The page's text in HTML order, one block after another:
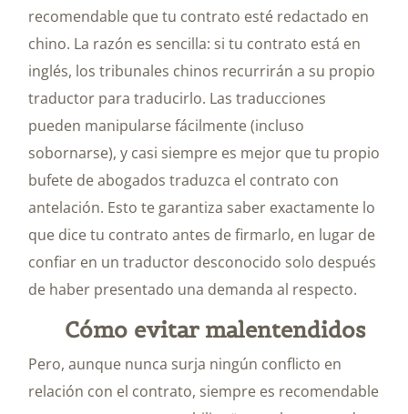
recomendable que tu contrato esté redactado en
chino. La razón es sencilla: si tu contrato está en
inglés, los tribunales chinos recurrirán a su propio
traductor para traducirlo. Las traducciones
pueden manipularse fácilmente (incluso
sobornarse), y casi siempre es mejor que tu propio
bufete de abogados traduzca el contrato con
antelación. Esto te garantiza saber exactamente lo
que dice tu contrato antes de firmarlo, en lugar de
confiar en un traductor desconocido solo después
de haber presentado una demanda al respecto.
Cómo evitar malentendidos
Pero, aunque nunca surja ningún conflicto en
relación con el contrato, siempre es recomendable